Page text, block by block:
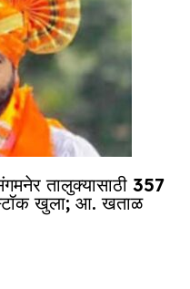
तालुक्यासाठी 357
खुला; आ. खताळ